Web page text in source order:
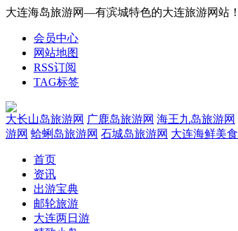
大连海岛旅游网—有滨城特色的大连旅游网站！
会员中心
网站地图
RSS订阅
TAG标签
大长山岛旅游网 广鹿岛旅游网 海王九岛旅游网
游网 蛤蜊岛旅游网 石城岛旅游网 大连海鲜美食
首页
资讯
出游宝典
邮轮旅游
大连两日游